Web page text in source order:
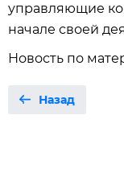
управляющие
начале своей
Новость по
Назад